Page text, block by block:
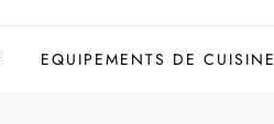
EQUIPEMENTS DE CUISINE